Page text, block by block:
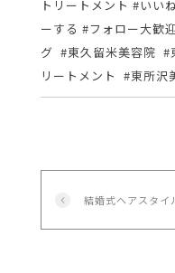
トリートメント #いい
ーする #フォロー大歓
グ #東久留米美容院 #
リートメント #東所沢
結婚式ヘアスタイ